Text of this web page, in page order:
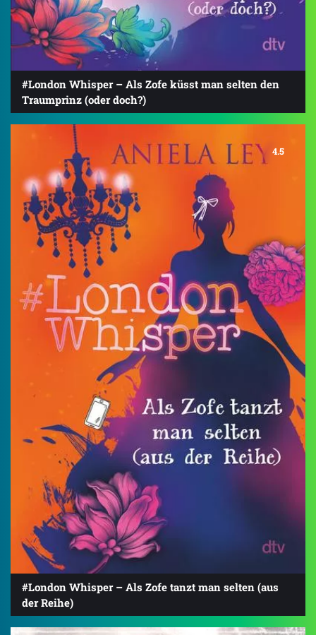
#London Whisper – Als Zofe küsst man selten den
Traumprinz (oder doch?)
4.5
#London Whisper – Als Zofe tanzt man selten (aus
der Reihe)